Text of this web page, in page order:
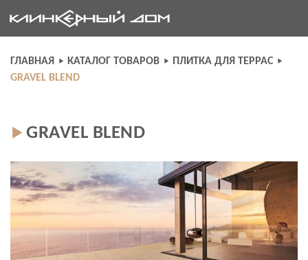
to
content
ГЛАВНАЯ КАТАЛОГ ТОВАРОВ
ПЛИТКА ДЛЯ ТЕРРАС
GRAVEL BLEND
GRAVEL BLEND